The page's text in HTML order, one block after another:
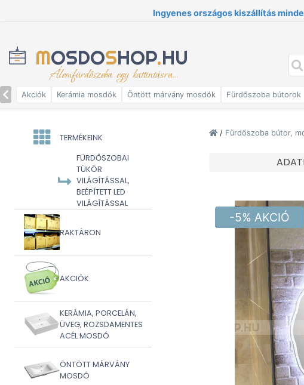
Ingyenes országos kiszállítás
MOSDOSHOP.HU
Álomfürdőszoba egy kattintásra...
Akciók Kerámia mosdók Öntött márvány mosdók Fürdőszoba bútorok
TERMÉKEINK
FÜRDŐSZOBAI
TÜKÖR
VILÁGÍTÁSSAL,
BEÉPÍTETT LED
VILÁGÍTÁSSAL
RAKTÁRON
AKCIÓK
KERÁMIA, PORCELÁN,
ÜVEG, ROZSDAMENTES
ACÉL MOSDÓ
ÖNTÖTT MÁRVÁNY
MOSDÓ
/ Fürdőszoba bútor,
-5% AKCIÓ